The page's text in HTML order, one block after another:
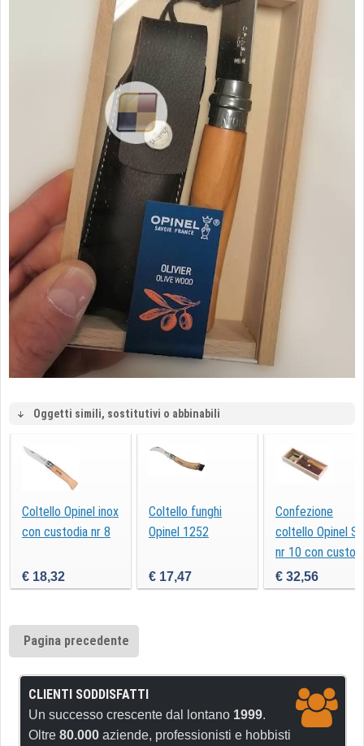
Oggetti simili, sostitutivi o abbinabili
Coltello Opinel inox
con custodia nr 8
€ 18,32
Coltello funghi
Opinel 1252
€ 17,47
Confezione
coltello Opinel
nr 10 con
€ 32,56
Pagina precedente
CLIENTI SODDISFATTI
Un successo crescente dal lontano 1999.
Oltre 80.000 aziende, professionisti e hobbisti